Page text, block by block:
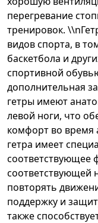
перегревание
тренировок.
видов спорта, в
баскетбола и
спортивной
дополнительная
гетры имеют
левой ноги, что
комфорт во время
гетра имеет
соответствующее
соответствующей
повторять
поддержку и
также